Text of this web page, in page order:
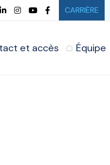
CARRIÈRE
et accès Équipe